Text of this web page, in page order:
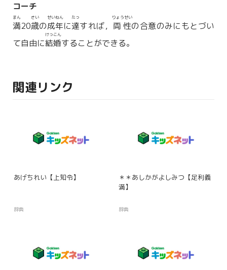
コーチ
満
まん
20歳
さい
の成年
せいねん
に達
たっ
すれば， 両性
りょうせい
の合意のみにもとづい
て自由に結婚
けっこん
することができる。
関連リンク
あげちれい【上知令】
辞典
＊＊あしかがよしみつ【足利義
満】
辞典